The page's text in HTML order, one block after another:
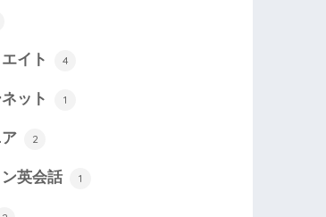
イト 4
ット 1
2
英会話 1